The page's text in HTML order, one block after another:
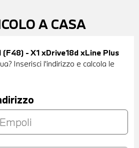
A CASA
(F48) - X1 xDrive18d xLine Plus
Inserisci l'indirizzo e calcola le